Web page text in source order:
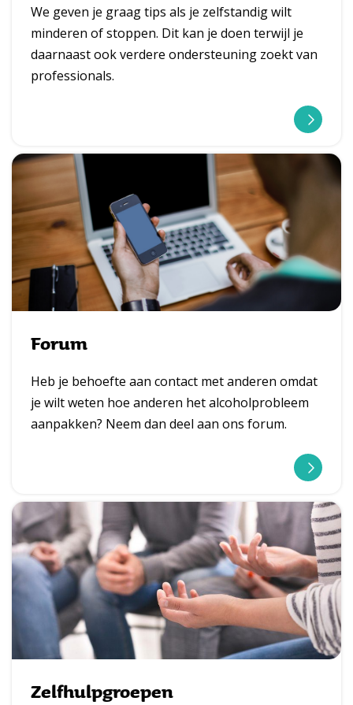
We geven je graag tips als je zelfstandig wilt
minderen of stoppen. Dit kan je doen terwijl je
daarnaast ook verdere ondersteuning zoekt van
professionals.
l
m
Forum
Heb je behoefte aan contact met anderen omdat
je wilt weten hoe anderen het alcoholprobleem
aanpakken? Neem dan deel aan ons forum.
l
e
e
s
m
e
Zelfhulpgroepen